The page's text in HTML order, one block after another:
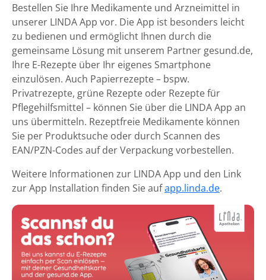
Bestellen Sie Ihre Medikamente und Arzneimittel in
unserer LINDA App vor. Die App ist besonders leicht
zu bedienen und ermöglicht Ihnen durch die
gemeinsame Lösung mit unserem Partner gesund.de,
Ihre E-Rezepte über Ihr eigenes Smartphone
einzulösen. Auch Papierrezepte – bspw.
Privatrezepte, grüne Rezepte oder Rezepte für
Pflegehilfsmittel – können Sie über die LINDA App an
uns übermitteln. Rezeptfreie Medikamente können
Sie per Produktsuche oder durch Scannen des
EAN/PZN-Codes auf der Verpackung vorbestellen.
Weitere Informationen zur LINDA App und den Link
zur App Installation finden Sie aufapp.linda.de.